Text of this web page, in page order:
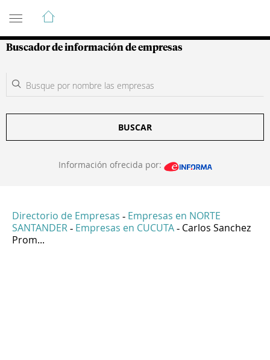
Guía de Empresas Colombianas
Buscador de información de empresas
BUSCAR
Información ofrecida por:
Directorio de Empresas - Empresas en NORTE
SANTANDER - Empresas en CUCUTA - Carlos Sanchez
Prom...